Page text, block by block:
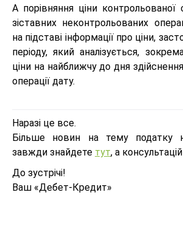
А порівняння ціни контрольованої
зіставних неконтрольованих
на підставі інформації про ціни,
періоду, який аналізується,
ціни на найближчу до дня
операції дату.
Наразі це все.
Більше новин на тему податку
завжди знайдете тут, а
До зустрічі!
Ваш «Дебет-Кредит»